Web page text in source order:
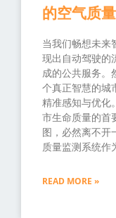
的空气质
当我们畅想未来
现出自动驾驶的
成的公共服务。
个真正智慧的城
精准感知与优化
市生命质量的首
图，必然离不开
质量监测系统作
READ MORE »